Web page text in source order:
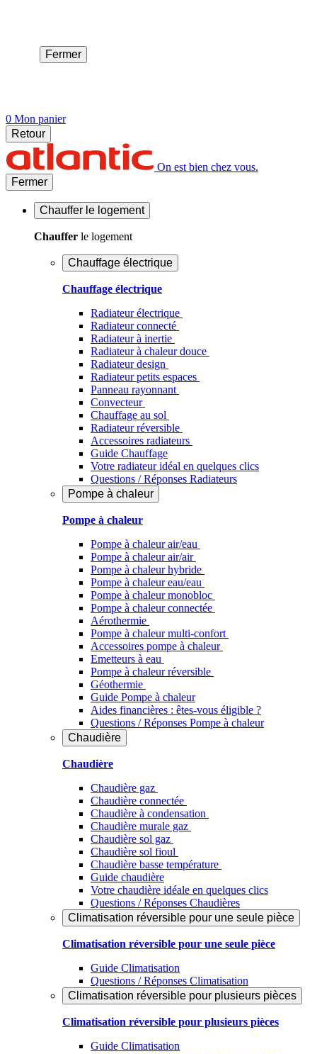
Fermer
0 Mon panier
Retour
On est bien chez vous.
Fermer
Chauffer le logement
Chauffer le logement
Chauffage électrique
Chauffage électrique
Radiateur électrique
Radiateur connecté
Radiateur à inertie
Radiateur à chaleur douce
Radiateur design
Radiateur petits espaces
Panneau rayonnant
Convecteur
Chauffage au sol
Radiateur réversible
Accessoires radiateurs
Guide Chauffage
Votre radiateur idéal en quelques clics
Questions / Réponses Radiateurs
Pompe à chaleur
Pompe à chaleur
Pompe à chaleur air/eau
Pompe à chaleur air/air
Pompe à chaleur hybride
Pompe à chaleur​ eau/eau
Pompe à chaleur monobloc
Pompe à chaleur connectée
Aérothermie
Pompe à chaleur multi-confort
Accessoires pompe à chaleur
Emetteurs à eau
Pompe à chaleur réversible
Géothermie
Guide Pompe à chaleur
Aides financières : êtes-vous éligible ?
Questions / Réponses Pompe à chaleur
Chaudière
Chaudière
Chaudière gaz
Chaudière connectée
Chaudière à condensation
Chaudière murale gaz
Chaudière sol gaz
Chaudière sol fioul
Chaudière basse température
Guide chaudière
Votre chaudière idéale en quelques clics
Questions / Réponses Chaudières
Climatisation réversible pour une seule pièce
Climatisation réversible pour une seule pièce
Guide Climatisation
Questions / Réponses Climatisation
Climatisation réversible pour plusieurs pièces
Climatisation réversible pour plusieurs pièces
Guide Climatisation